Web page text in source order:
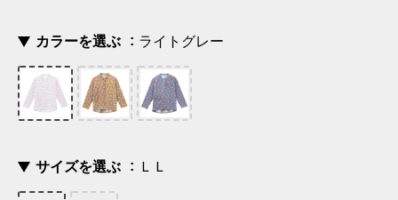
カラーを選ぶ ライトグレー
サイズを選ぶ ＬＬ